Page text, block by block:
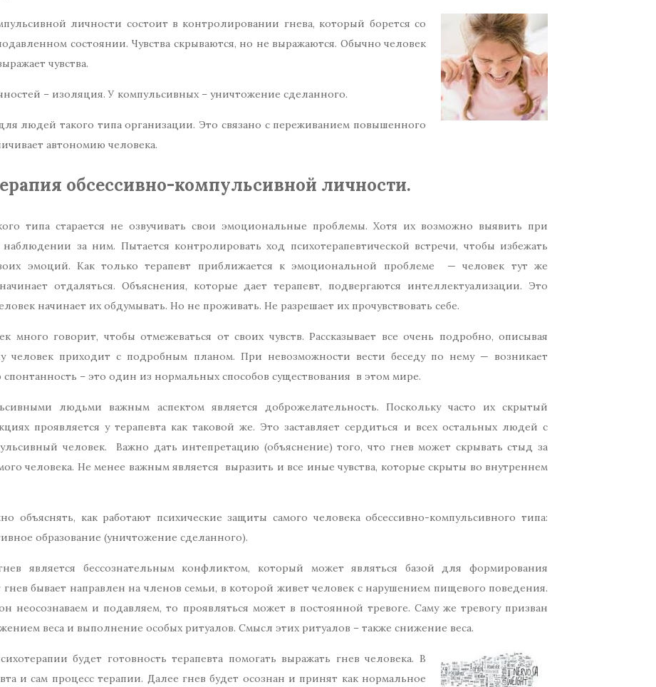
личности состоит в контролировании гнева, который борется со
состоянии. Чувства скрываются, но не выражаются. Обычно человек
чувства.
– изоляция. У компульсивных – уничтожение сделанного.
людей такого типа организации. Это связано с переживанием повышенного
автономию человека.
обсессивно-компульсивной личности.
типа старается не озвучивать свои эмоциональные проблемы. Хотя их возможно выявить при
за ним. Пытается контролировать ход психотерапевтической встречи, чтобы избежать
эмоций. Как только терапевт приближается к эмоциональной проблеме — человек тут же
отдаляться. Объяснения, которые дает терапевт, подвергаются интеллектуализации. Это
начинает их обдумывать. Но не проживать. Не разрешает их прочувствовать себе.
много говорит, чтобы отмежеваться от своих чувств. Рассказывает все очень подробно, описывая
человек приходит с подробным планом. При невозможности вести беседу по нему — возникает
спонтанность – это один из нормальных способов существования в этом мире.
людьми важным аспектом является доброжелательность. Поскольку часто их скрытый
проявляется у терапевта как таковой же. Это заставляет сердиться и всех остальных людей с
человек. Важно дать интепретацию (объяснение) того, что гнев может скрывать стыд за
человека. Не менее важным является выразить и все иные чувства, которые скрыты во внутреннем
объяснять, как работают психические защиты самого человека обсессивно-компульсивного типа:
образование (уничтожение сделанного).
является бессознательным конфликтом, который может являться базой для формирования
бывает направлен на членов семьи, в которой живет человек с нарушением пищевого поведения.
неосознаваем и подавляем, то проявляться может в постоянной тревоге. Саму же тревогу призван
веса и выполнение особых ритуалов. Смысл этих ритуалов – также снижение веса.
будет готовность терапевта помогать выражать гнев человека. В
и сам процесс терапии. Далее гнев будет осознан и принят как нормальное